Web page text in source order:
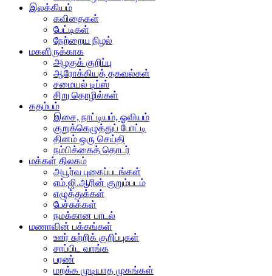
இலக்கியம்
கவிதைகள்
பேட்டிகள்
நேற்றைய நிழல்
மகளிருக்காக
அழகுக் குறிப்பு
ஆரோக்கியத் தகவல்கள்
சமையல் டிப்ஸ்
சிறு தொழில்கள்
கதம்பம்
இசை, நாட்டியம், ஓவியம்
குறுக்கெழுத்துப் போட்டி
தினம் ஒரு செய்தி
நம்பிக்கைத் தொடர்
மக்கள் திலகம்
அபூர்வ புகைப்படங்கள்
எம்.ஜி.ஆரின் குறும்படம்
எழுத்துக்கள்
பேச்சுக்கள்
நமக்கான பாடல்
மணாவின் பக்கங்கள்
ஊர் சுற்றிக் குறிப்புகள்
சாப்பிட வாங்க
பரண்
மறக்க முடியாத முகங்கள்